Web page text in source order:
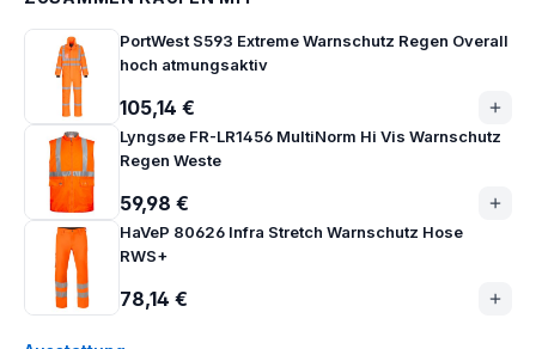
PortWest S593 Extreme Warnschutz Regen Overall
hoch atmungsaktiv
105,14 €
Lyngsøe FR-LR1456 MultiNorm Hi Vis Warnschutz
Regen Weste
59,98 €
HaVeP 80626 Infra Stretch Warnschutz Hose
RWS+
78,14 €